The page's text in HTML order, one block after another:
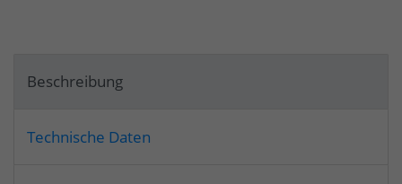
Beschreibung
Technische Daten